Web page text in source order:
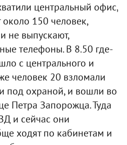
центральный офис,
150 человек,
не выпускают,
телефоны. В 8.50 где-
с центрального и
человек 20 взломали
под охраной, и вошли во
Петра Запорожца. Туда
и сейчас они
ходят по кабинетам и